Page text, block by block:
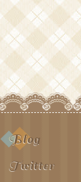
Blog
Twitter